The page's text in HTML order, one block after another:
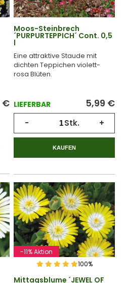
€
Moos-Steinbrech
´PURPURTEPPICH´ Cont. 0,5
l
Eine attraktive Staude mit
dichten Teppichen violett-
rosa Blüten.
LIEFERBAR 5,99 €
- Stk. +
KAUFEN
-11% Aktion
100%
Mittagsblume ´JEWEL OF